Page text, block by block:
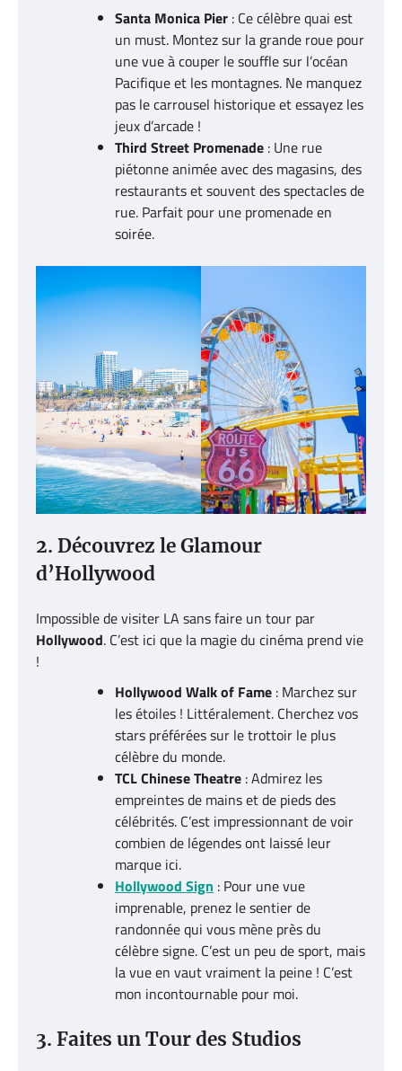
Santa Monica Pier : Ce célèbre quai est
un must. Montez sur la grande roue pour
une vue à couper le souffle sur l’océan
Pacifique et les montagnes. Ne manquez
pas le carrousel historique et essayez les
jeux d’arcade !
Third Street Promenade : Une rue
piétonne animée avec des magasins, des
restaurants et souvent des spectacles de
rue. Parfait pour une promenade en
soirée.
2. Découvrez le Glamour
d’Hollywood
Impossible de visiter LA sans faire un tour par
Hollywood. C’est ici que la magie du cinéma prend vie
!
Hollywood Walk of Fame : Marchez sur
les étoiles ! Littéralement. Cherchez vos
stars préférées sur le trottoir le plus
célèbre du monde.
TCL Chinese Theatre : Admirez les
empreintes de mains et de pieds des
célébrités. C’est impressionnant de voir
combien de légendes ont laissé leur
marque ici.
Hollywood Sign : Pour une vue
imprenable, prenez le sentier de
randonnée qui vous mène près du
célèbre signe. C’est un peu de sport, mais
la vue en vaut vraiment la peine ! C’est
mon incontournable pour moi.
3. Faites un Tour des Studios